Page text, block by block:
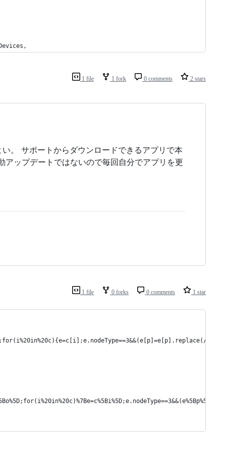
1 file 1 fork 0 comments 2 stars
。 サポートからダウンロードできるアプリで本
ップデートではないので毎回自分でアプリを更
1 file 0 forks 0 comments 1 star
[ぁ-